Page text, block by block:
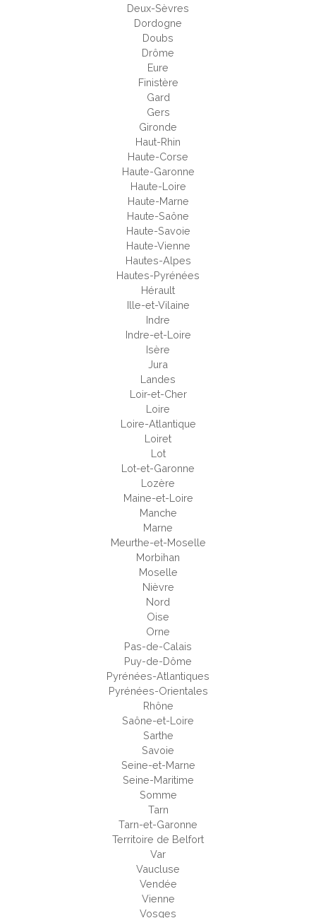
Deux-Sèvres
Dordogne
Doubs
Drôme
Eure
Finistère
Gard
Gers
Gironde
Haut-Rhin
Haute-Corse
Haute-Garonne
Haute-Loire
Haute-Marne
Haute-Saône
Haute-Savoie
Haute-Vienne
Hautes-Alpes
Hautes-Pyrénées
Hérault
Ille-et-Vilaine
Indre
Indre-et-Loire
Isère
Jura
Landes
Loir-et-Cher
Loire
Loire-Atlantique
Loiret
Lot
Lot-et-Garonne
Lozère
Maine-et-Loire
Manche
Marne
Meurthe-et-Moselle
Morbihan
Moselle
Nièvre
Nord
Oise
Orne
Pas-de-Calais
Puy-de-Dôme
Pyrénées-Atlantiques
Pyrénées-Orientales
Rhône
Saône-et-Loire
Sarthe
Savoie
Seine-et-Marne
Seine-Maritime
Somme
Tarn
Tarn-et-Garonne
Territoire de Belfort
Var
Vaucluse
Vendée
Vienne
Vosges